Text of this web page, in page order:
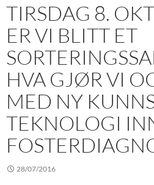
TIRSDAG 8.
ER VI BLITT ET
HVA GJØR VI
MED NY
TEKNOLOGI
28/07/2016